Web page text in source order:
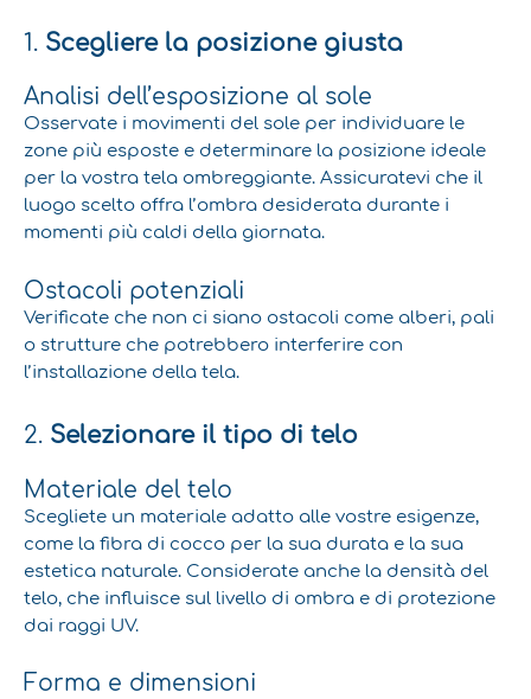
1. Scegliere la posizione giusta
Analisi dell’esposizione al sole
Osservate i movimenti del sole per individuare le
zone più esposte e determinare la posizione ideale
per la vostra tela ombreggiante. Assicuratevi che il
luogo scelto offra l’ombra desiderata durante i
momenti più caldi della giornata.
Ostacoli potenziali
Verificate che non ci siano ostacoli come alberi, pali
o strutture che potrebbero interferire con
l’installazione della tela.
2. Selezionare il tipo di telo
Materiale del telo
Scegliete un materiale adatto alle vostre esigenze,
come la fibra di cocco per la sua durata e la sua
estetica naturale. Considerate anche la densità del
telo, che influisce sul livello di ombra e di protezione
dai raggi UV.
Forma e dimensioni